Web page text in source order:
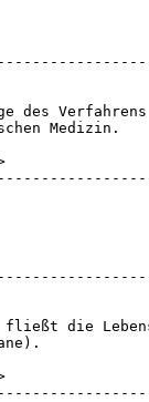
des
Medizin.
fließt die